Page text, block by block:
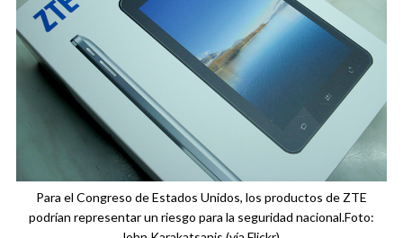
Para el Congreso de Estados Unidos, los productos de ZTE
podrían representar un riesgo para la seguridad nacional.Foto: